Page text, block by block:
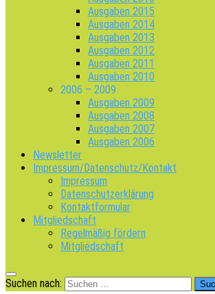
Ausgaben 2015
Ausgaben 2014
Ausgaben 2013
Ausgaben 2012
Ausgaben 2011
Ausgaben 2010
2006 – 2009
Ausgaben 2009
Ausgaben 2008
Ausgaben 2007
Ausgaben 2006
Newsletter
Impressum/Datenschutz/Kontakt
Impressum
Datenschutzerklärung
Kontaktformular
Mitgliedschaft
Regelmäßig fördern
Mitgliedschaft
Suchen nach: